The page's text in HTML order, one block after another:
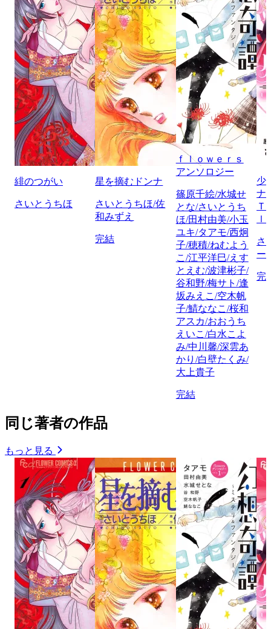
緋のつがい
さいとうちほ
星を摘むドンナ
さいとうちほ/佐
和みずえ
完結
ｆｌｏｗｅｒｓ
アンソロジー
篠原千絵/水城せ
とな/さいとうち
ほ/田村由美/小玉
ユキ/タアモ/西炯
子/穂積/ねむよう
こ/江平洋巳/えす
とえむ/波津彬子/
谷和野/梅サト/逢
坂みえこ/空木帆
子/鯖ななこ/桜和
アスカ/おおうち
えいこ/白水こよ
み/中川馨/深雲あ
かり/白壁たくみ/
大上貴子
完結
少
ナ
Ｔ
さ
ー
完
同じ著者の作品
もっと見る